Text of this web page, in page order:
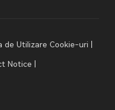
de Utilizare Cookie-uri
Notice